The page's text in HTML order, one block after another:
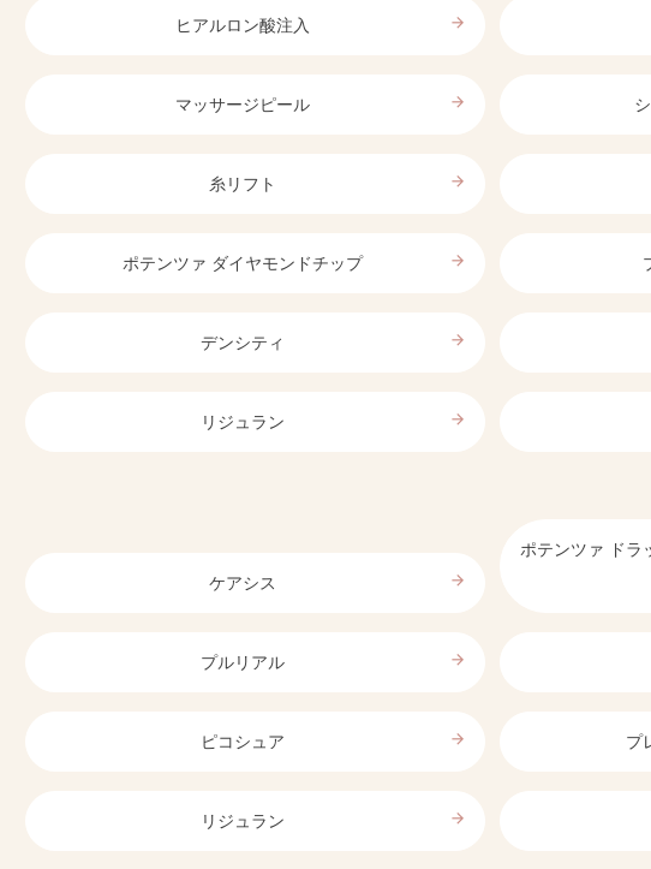
ヒアルロン酸注入 arrow_forward
マッサージピール arrow_forward
糸リフト arrow_forward
ポテンツァ ダイヤモンドチップ arrow_forward
デンシティ arrow_forward
リジュラン arrow_forward
ケアシス arrow_forward
ポテンツァ ドラ
プルリアル arrow_forward
ピコシュア arrow_forward プ
リジュラン arrow_forward